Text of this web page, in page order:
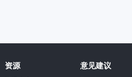
资源 意见建议